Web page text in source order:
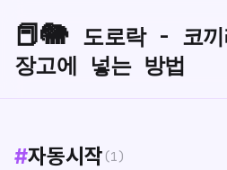
📕🐘 도로락 - 코
장고에 넣는 방법
#자동시작 (1)